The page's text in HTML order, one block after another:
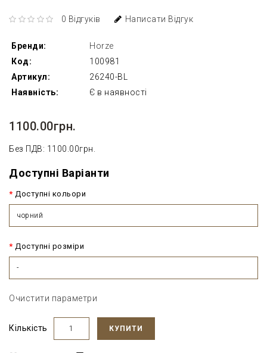
0 Відгуків Написати Відгук
Бренди:
Horze
Код:
100981
Артикул:
26240-BL
Наявність:
Є в наявності
1100.00грн.
Без ПДВ: 1100.00грн.
Доступні Варіанти
Доступні кольори
чорний
Доступні розміри
-
Очистити параметри
Кількість КУПИТИ